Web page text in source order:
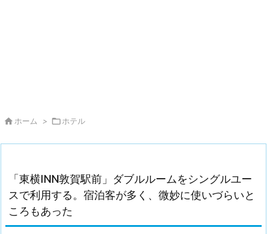
 ホーム > ホテル
「東横INN敦賀駅前」ダブルルームをシングルユー
スで利用する。宿泊客が多く、微妙に使いづらいと
ころもあった